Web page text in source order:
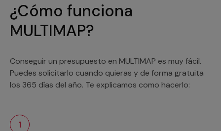
¿Cómo funciona
MULTIMAP?
Conseguir un presupuesto en MULTIMAP es muy fácil.
Puedes solicitarlo cuando quieras y de forma gratuita
los 365 días del año. Te explicamos como hacerlo:
1